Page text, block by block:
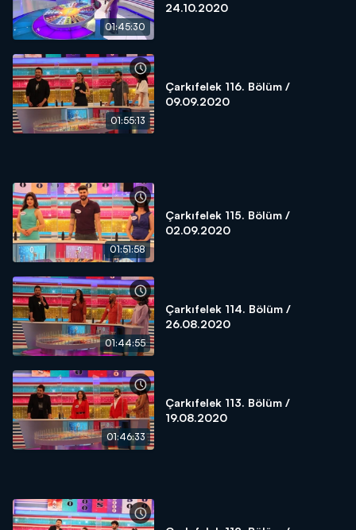
01:45:30
24.10.2020
01:55:13
Çarkıfelek 116. Bölüm /
09.09.2020
01:51:58
Çarkıfelek 115. Bölüm /
02.09.2020
01:44:55
Çarkıfelek 114. Bölüm /
26.08.2020
01:46:33
Çarkıfelek 113. Bölüm /
19.08.2020